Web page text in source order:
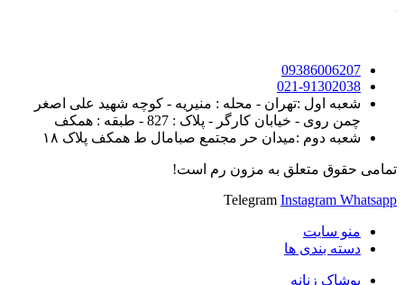
09386006207
021-91302038
شعبه اول :تهران - محله : منیریه - کوچه شهید علی اصغر
چمن روی - خیابان کارگر - پلاک : 827 - طبقه : همکف
شعبه دوم :میدان حر مجتمع صبامال ط همکف پلاک ۱۸
تمامی حقوق متعلق به مزون رم است!
Telegram Instagram Whatsapp
منو سایت
دسته بندی ها
پوشاک زنانه